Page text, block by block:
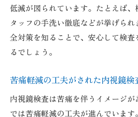
低減が図られています。たとえば、
タッフの手洗い徹底などが挙げら
全対策を知ることで、安心して検査
るでしょう。
苦痛軽減の工夫がされた内視鏡検
内視鏡検査は苦痛を伴うイメージ
では苦痛軽減の工夫が進んでいま